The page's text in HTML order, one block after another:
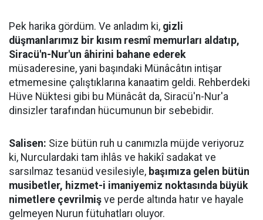
Pek harika gördüm. Ve anladım ki, gizli
düşmanlarımız bir kısım resmî memurları aldatıp,
Siracü'n-Nur'un âhirini bahane ederek
müsaderesine, yani başındaki Münâcâtın intişar
etmemesine çalıştıklarına kanaatim geldi. Rehberdeki
Hüve Nüktesi gibi bu Münâcât da, Siracü'n-Nur'a
dinsizler tarafından hücumunun bir sebebidir.
Salisen: Size bütün ruh u canımızla müjde veriyoruz
ki, Nurculardaki tam ihlâs ve hakikî sadakat ve
sarsılmaz tesanüd vesilesiyle, başımıza gelen bütün
musibetler, hizmet-i imaniyemiz noktasında büyük
nimetlere çevrilmiş ve perde altında hatır ve hayale
gelmeyen Nurun fütuhatları oluyor.